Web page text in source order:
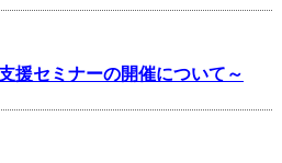
援セミナーの開催について～